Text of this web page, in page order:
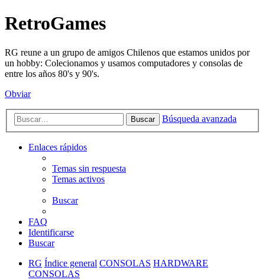
RetroGames
RG reune a un grupo de amigos Chilenos que estamos unidos por
un hobby: Colecionamos y usamos computadores y consolas de
entre los años 80's y 90's.
Obviar
Buscar Búsqueda avanzada
Enlaces rápidos
Temas sin respuesta
Temas activos
Buscar
FAQ
Identificarse
Buscar
RG Índice general CONSOLAS HARDWARE
CONSOLAS